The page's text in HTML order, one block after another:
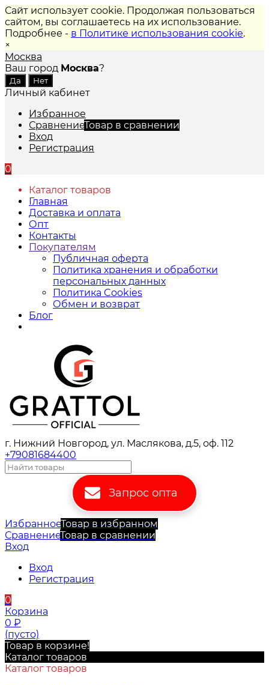
Сайт использует cookie. Продолжая пользоваться
сайтом, вы соглашаетесь на их использование.
Подробнее - в Политике использования cookie.
×
Москва
Ваш город Москва?
Личный кабинет
Избранное
СравнениеТовар в сравнении
Вход
Регистрация
0
Каталог товаров
Главная
Доставка и оплата
Опт
Контакты
Покупателям
Публичная оферта
Политика хранения и обработки
персональных данных
Политика Cookies
Обмен и возврат
Блог
г. Нижний Новгород, ул. Маслякова, д.5, оф. 112
+79081684400
Запрос опта
ИзбранноеТовар в избранном
СравнениеТовар в сравнении
Вход
Вход
Регистрация
0
Корзина
0 ₽
(пусто)
Товар в корзине!
Каталог товаров
Каталог товаров